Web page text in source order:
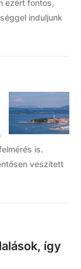
ezért fontos,
induljunk
is.
veszített
így